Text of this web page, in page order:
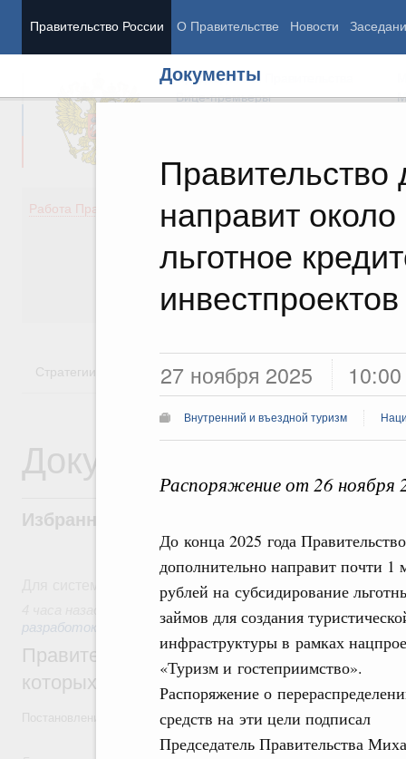
Правительство России О Правительстве Новости
Документы
Правительство
направит
льготное
27 ноября 2025 10:00
Внутренний и въездной туризм
Распоряжение от 26
До конца 2025 года Правительство
дополнительно направит почти 1
рублей на субсидирование
займов для создания
инфраструктуры в рамках
«Туризм и гостеприимство».
Распоряжение о
средств на эти цели подписал
Председатель Правительства
Председатель Правительства
Вице-премьеры
Работа Правительства
Демография
Здоровье
Культура
Государство
Стратегии Государственные программы
Документы
Избранные документы со справками к
Для системного поиска перейдите в раздел "Поиск по
Государственная политика в сфере научных
разработок
Правительство расширило перечень
которых освобождаются от НДФЛ
Постановление от 5 августа 2026 года №978